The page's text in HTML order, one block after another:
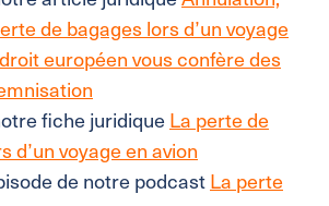
de bagages lors d’un voyage
européen vous confère des
fiche juridiqueLa perte de
d’un voyage en avion
de notre podcastLa perte